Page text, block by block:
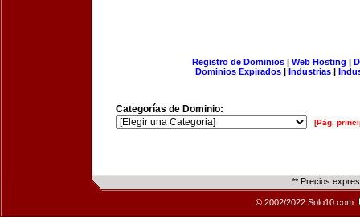
Registro de Dominios| Web Hosting |
Dominios Expirados | Industrias |
Categorías de Dominio:
[Pág.
** Precios
© 2002/2022 Solo10.com